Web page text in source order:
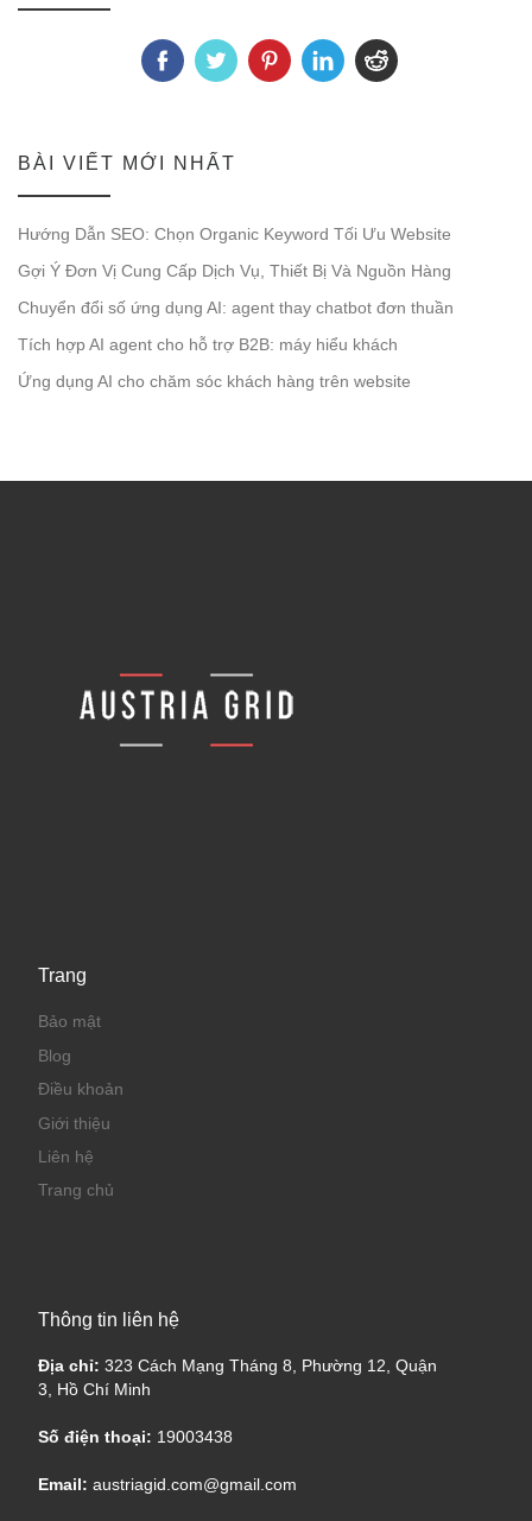
BÀI VIẾT MỚI NHẤT
Hướng Dẫn SEO: Chọn Organic Keyword Tối Ưu Website
Gợi Ý Đơn Vị Cung Cấp Dịch Vụ, Thiết Bị Và Nguồn Hàng
Chuyển đổi số ứng dụng AI: agent thay chatbot đơn thuần
Tích hợp AI agent cho hỗ trợ B2B: máy hiểu khách
Ứng dụng AI cho chăm sóc khách hàng trên website
Trang
Bảo mật
Blog
Điều khoản
Giới thiệu
Liên hệ
Trang chủ
Thông tin liên hệ
Địa chỉ: 323 Cách Mạng Tháng 8, Phường 12, Quận
3, Hồ Chí Minh
Số điện thoại: 19003438
Email: austriagid.com@gmail.com